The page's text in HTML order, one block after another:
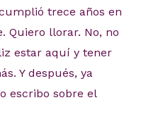
trece años en
Quiero llorar. No, no
estar aquí y tener
Y después, ya
escribo sobre el